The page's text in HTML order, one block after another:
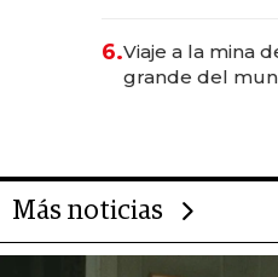
6.Viaje a la mina
grande del
Más noticias